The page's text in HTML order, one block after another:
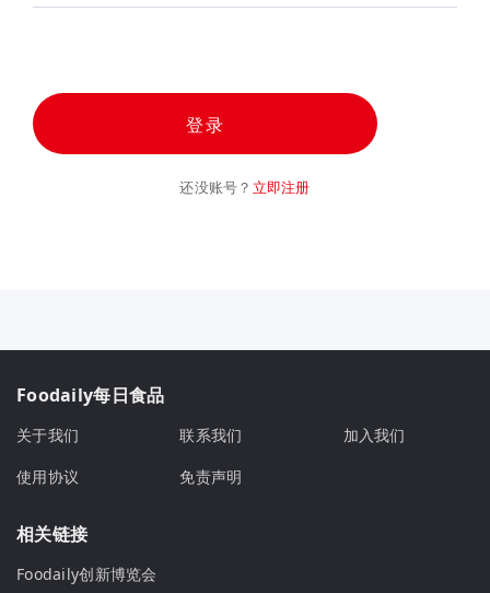
登录
还没账号？ 立即注册
Foodaily每日食品
关于我们 联系我们
加入我们
使用协议
免责声明
相关链接
Foodaily创新博览会